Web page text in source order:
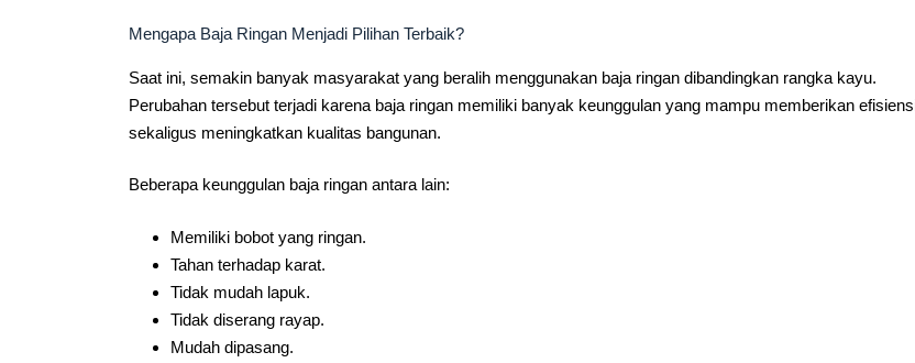
Mengapa Baja Ringan Menjadi Pilihan Terbaik?
Saat ini, semakin banyak masyarakat yang beralih menggunakan baja ringan dibandingkan rangka kayu.
Perubahan tersebut terjadi karena baja ringan memiliki banyak keunggulan yang mampu memberikan
sekaligus meningkatkan kualitas bangunan.
Beberapa keunggulan baja ringan antara lain:
Memiliki bobot yang ringan.
Tahan terhadap karat.
Tidak mudah lapuk.
Tidak diserang rayap.
Mudah dipasang.